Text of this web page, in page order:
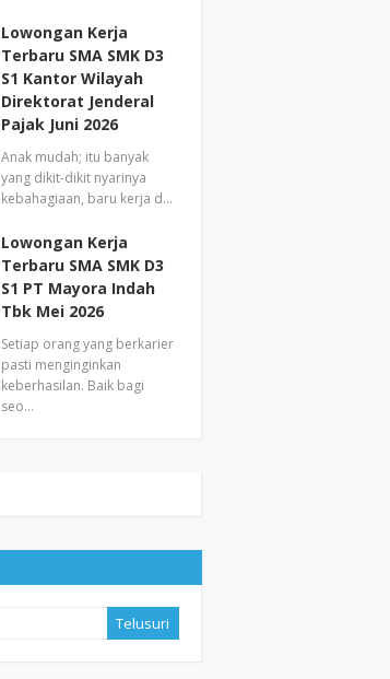
Lowongan Kerja
Terbaru SMA SMK D3
S1 Kantor Wilayah
Direktorat Jenderal
Pajak Juni 2026
Anak mudah; itu banyak
yang dikit-dikit nyarinya
kebahagiaan, baru kerja d…
Lowongan Kerja
Terbaru SMA SMK D3
S1 PT Mayora Indah
Tbk Mei 2026
Setiap orang yang berkarier
pasti menginginkan
keberhasilan. Baik bagi
seo…